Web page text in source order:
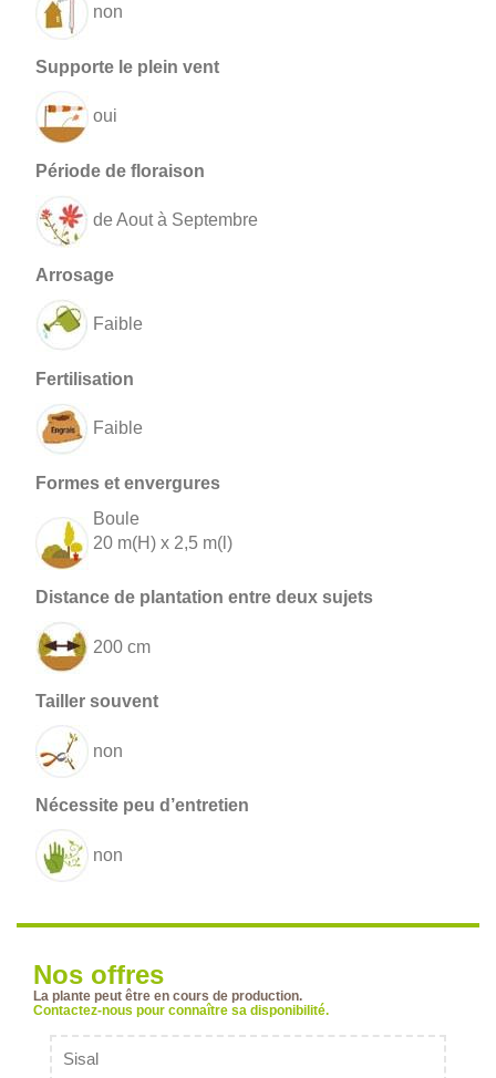
non
oui
de Aout à Septembre
Faible
Faible
Boule
20 m(H) x 2,5 m(l)
200 cm
non
non
Nos offres
La plante peut être en cours de production.
Contactez-nous pour connaître sa disponibilité.
Sisal